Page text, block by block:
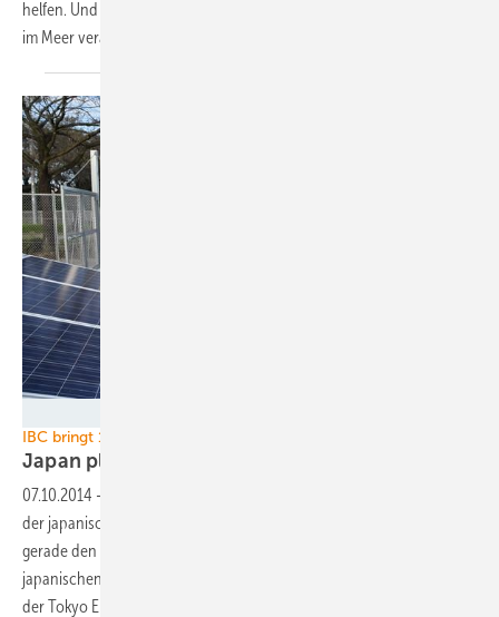
helfen. Und Japan will Windparks vor seinen steil abfallenden Küsten
im Meerverankern.
IBC bringt 1,6-MW-Kraftwerk ans Netz
Japan plant mehr Einschränkungen für
07.10.2014 -
der japanische Projektentwickler Deneb Renewable Energy haben
gerade den Bau einer 1,6-Megawatt(MW)-Pholtovoltaikanlage im
japanischen Otawara fertiggestellt. Ende September ging sie ans Netz
der Tokyo Electric Power, besser bekannt als Tepco. Künftig könnte